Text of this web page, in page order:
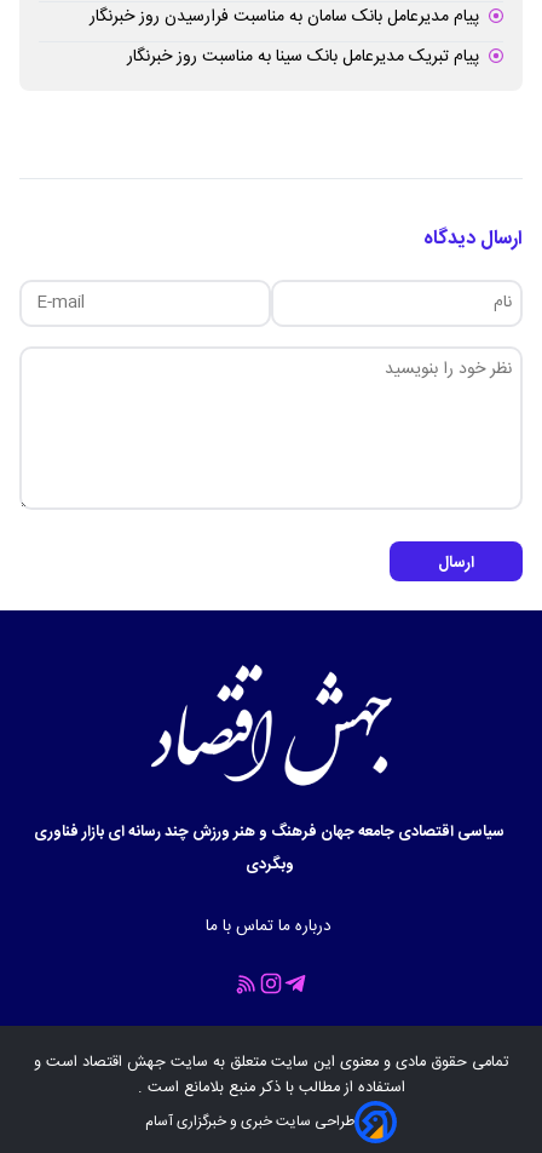
پیام مدیرعامل بانک سامان به مناسبت فرارسیدن روز خبرنگار
پیام تبریک مدیرعامل بانک سینا به مناسبت روز خبرنگار
ارسال دیدگاه
ارسال
سیاسیاقتصادیجامعهجهان فرهنگ و هنرورزشچند رسانه ایبازارفناوری
وبگردی
درباره ماتماس با ما
تمامی حقوق مادی و معنوی این سایت متعلق به سایتجهش اقتصاد است و
استفاده از مطالب با ذکر منبع بلامانع است .
طراحی سایت خبری و خبرگزاری آسام